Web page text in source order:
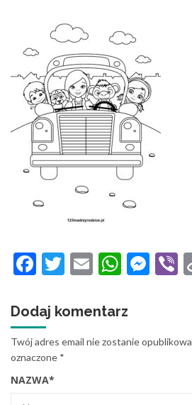
Facebook
Twitter
Email
Dodaj komentarz
Twój adres email nie zostanie
oznaczone *
NAZWA*